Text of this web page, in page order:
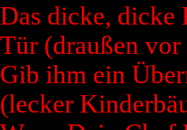
Das dicke, dicke
Tür (draußen
Gib ihm ein
(lecker